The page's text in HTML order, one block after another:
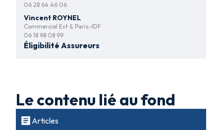
06 28 64 46 06
Vincent ROYNEL
Commercial Est & Paris-IDF
06 18 98 08 99
Éligibilité Assureurs
Le contenu lié au fond
Articles